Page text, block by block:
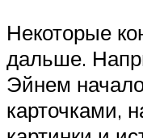
Некоторые
дальше.
Эйнем
карточками,